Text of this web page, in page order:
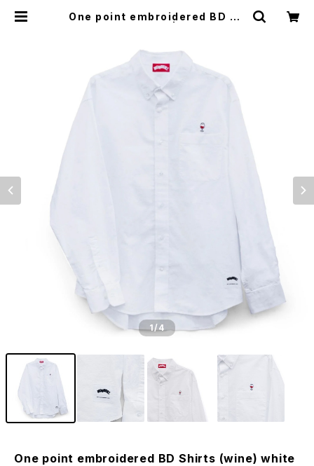
One point embroidered BD Sh
1/4
One point embroidered BD Shirts (wine) white